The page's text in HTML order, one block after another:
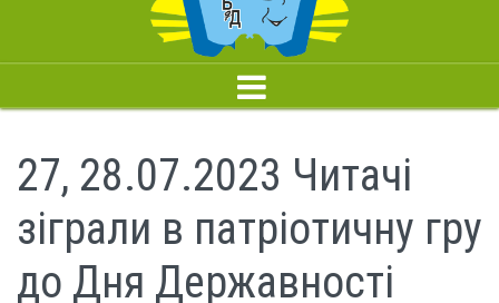
27, 28.07.2023 Читачі
зіграли в патріотичну гру
до Дня Державності